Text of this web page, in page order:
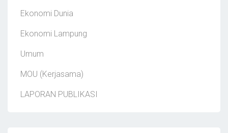
Ekonomi Dunia
Ekonomi Lampung
Umum
MOU (Kerjasama)
LAPORAN PUBLIKASI